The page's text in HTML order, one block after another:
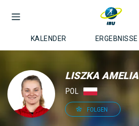
KALENDER ERGEBNISSE
LISZKA AMELIA
POL
FOLGEN